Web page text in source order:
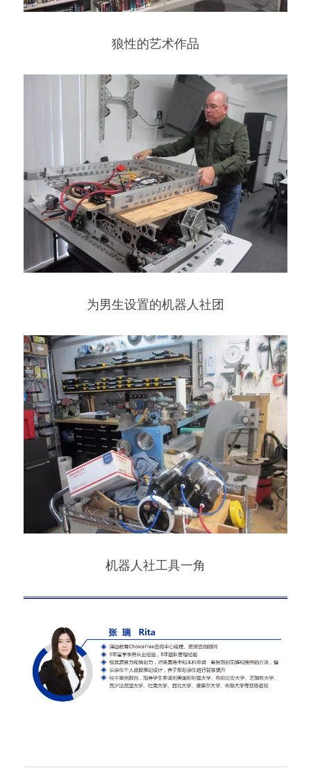
狼性的艺术作品
为男生设置的机器人社团
机器人社工具一角